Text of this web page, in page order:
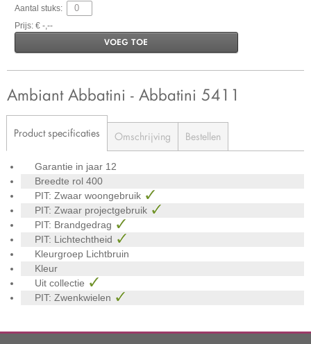
Aantal stuks:
Prijs: € -,--
VOEG TOE
Ambiant Abbatini - Abbatini 5411
Product specificaties Omschrijving Bestellen
Garantie in jaar 12
Breedte rol 400
PIT: Zwaar woongebruik
PIT: Zwaar projectgebruik
PIT: Brandgedrag
PIT: Lichtechtheid
Kleurgroep Lichtbruin
Kleur
Uit collectie
PIT: Zwenkwielen